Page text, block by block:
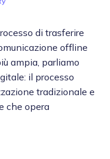
di trasferire
offline
ampia, parliamo
il processo
tradizionale e
che opera